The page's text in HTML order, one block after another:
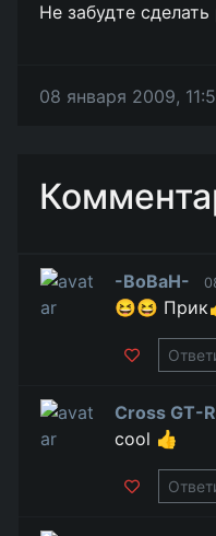
Не забудте
08 января 2009,
-BoBaH-
😆😆
Cross GT-R
cool 👍